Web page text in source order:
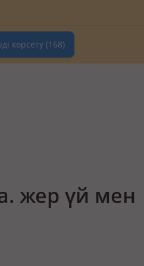
көрсету (168)
жер үй мен